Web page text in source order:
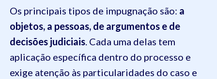
Os principais tipos de impugnação são: a
objetos, a pessoas, de argumentos e de
decisões judiciais. Cada uma delas tem
aplicação específica dentro do processo e
exige atenção às particularidades do caso e